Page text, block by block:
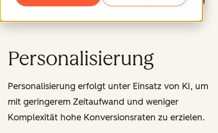
Personalisierung
Personalisierung erfolgt unter Einsatz von KI, um
mit geringerem Zeitaufwand und weniger
Komplexität hohe Konversionsraten zu erzielen.